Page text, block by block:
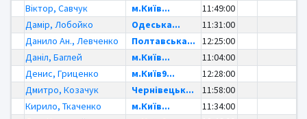
Віктор, Савчук
м.Київ...
11:49:00
Дамір, Лобойко
Одеська...
11:31:00
Данило Ан., Левченко
Полтавська...
12:25:00
Даніл, Баглей
м.Київ...
11:04:00
Денис, Гриценко
м.Київ9...
12:28:00
Дмитро, Козачук
Чернівецьк...
11:58:00
Кирило, Ткаченко
м.Київ...
11:34:00